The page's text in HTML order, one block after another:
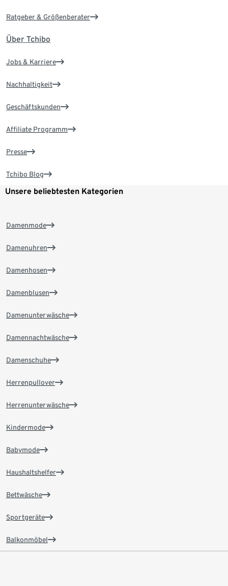
Ratgeber & Größenberater
Über Tchibo
Jobs & Karriere
Nachhaltigkeit
Geschäftskunden
Affiliate Programm
Presse
Tchibo Blog
Unsere beliebtesten Kategorien
Damenmode
Damenuhren
Damenhosen
Damenblusen
Damenunterwäsche
Damennachtwäsche
Damenschuhe
Herrenpullover
Herrenunterwäsche
Kindermode
Babymode
Haushaltshelfer
Bettwäsche
Sportgeräte
Balkonmöbel